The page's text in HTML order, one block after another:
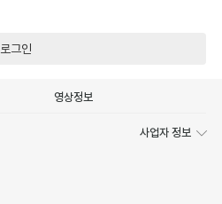
로그인
영상정보
사업자 정보